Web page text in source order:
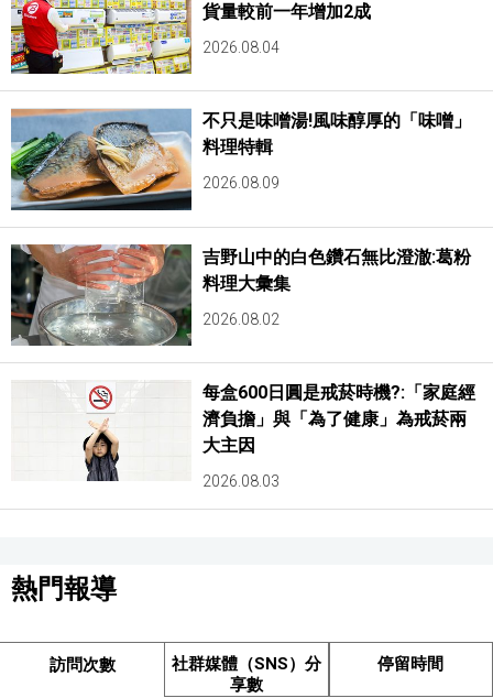
貨量較前一年增加2成
2026.08.04
不只是味噌湯!風味醇厚的「味噌」
料理特輯
2026.08.09
吉野山中的白色鑽石無比澄澈:葛粉
料理大彙集
2026.08.02
每盒600日圓是戒菸時機?:「家庭經
濟負擔」與「為了健康」為戒菸兩
大主因
2026.08.03
熱門報導
訪問次數
社群媒體（SNS）分
享數
停留時間